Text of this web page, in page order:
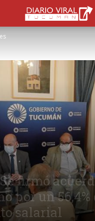
firmó
por un 56,4%
salarial